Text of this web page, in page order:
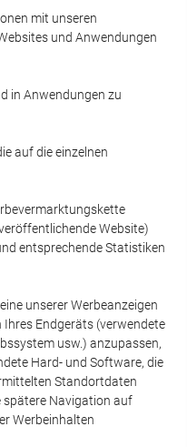
mit unseren
und Anwendungen
in Anwendungen zu
auf die einzelnen
Website)
entsprechende Statistiken
unserer Werbeanzeigen
Endgeräts (verwendete
usw.) anzupassen,
Hard- und Software, die
Standortdaten
spätere Navigation auf
Werbeinhalten